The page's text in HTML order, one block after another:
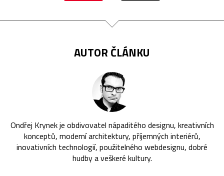
AUTOR ČLÁNKU
Ondřej Krynek je obdivovatel nápaditého designu, kreativních
konceptů, moderní architektury, příjemných interiérů,
inovativních technologií, použitelného webdesignu, dobré
hudby a veškeré kultury.